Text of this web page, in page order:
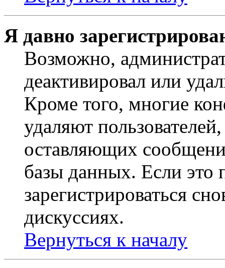
Я давно
Возможно,
деактивировал или
Кроме того, многие
удаляют
оставляющих
базы данных. Если это
зарегистрироваться
дискуссиях.
Вернуться к началу